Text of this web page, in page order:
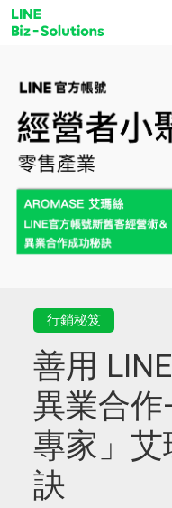
行銷秘笈
善用
異業合
專家」
訣